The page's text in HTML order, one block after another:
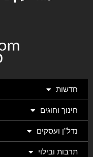
חדשות
חינוך וחוגים
נדל"ן ועסקים
תרבות ובילוי